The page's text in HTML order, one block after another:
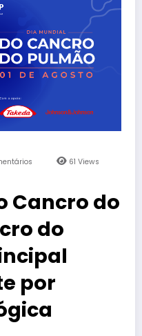
61Views
Cancro do
do
por